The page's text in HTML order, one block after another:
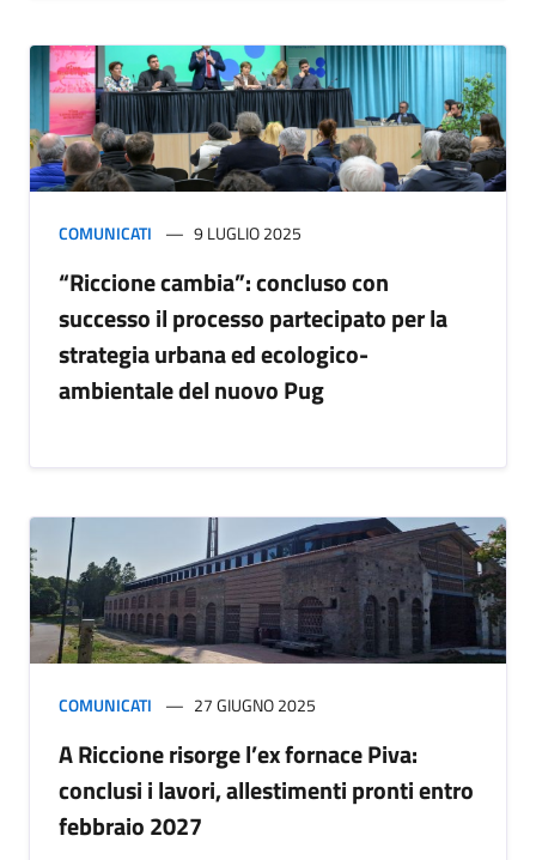
COMUNICATI 9 LUGLIO 2025
“Riccione cambia”: concluso con
successo il processo partecipato per la
strategia urbana ed ecologico-
ambientale del nuovo Pug
COMUNICATI 27 GIUGNO 2025
A Riccione risorge l’ex fornace Piva:
conclusi i lavori, allestimenti pronti entro
febbraio 2027